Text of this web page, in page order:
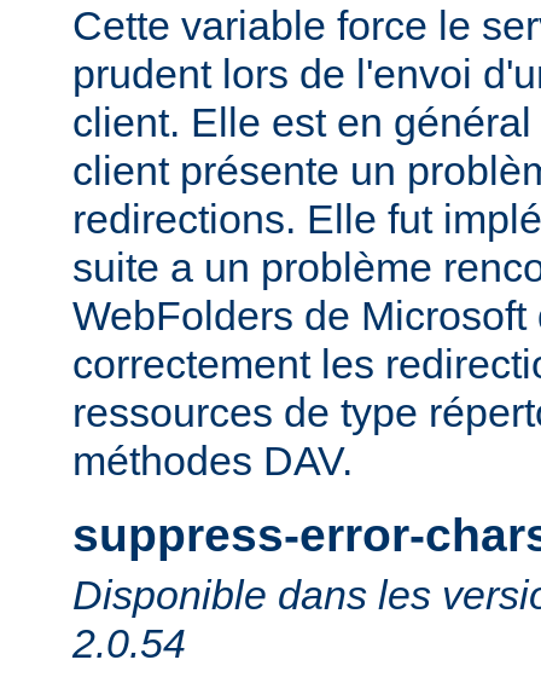
Cette variable force le
prudent lors de l'envoi
client. Elle est en
client présente un
redirections. Elle fut
suite a un problème
WebFolders de
correctement les
ressources de type
méthodes DAV.
suppress-error-
Disponible dans les
2.0.54